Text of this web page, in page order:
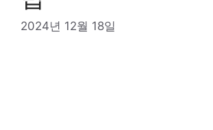
2024년 12월 18일